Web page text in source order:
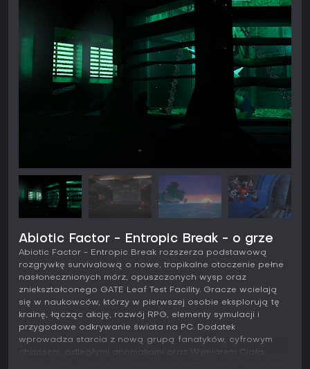
Abiotic Factor - Entropic Break - o grze
Abiotic Factor - Entropic Break rozszerza podstawową
rozgrywkę survivalową o nowe, tropikalne otoczenie pełne
nasłonecznionych mórz, opuszczonych wysp oraz
zniekształconego GATE Leaf Test Facility. Gracze wcielają
się w naukowców, którzy w pierwszej osobie eksplorują tę
krainę, łącząc akcję, rozwój RPG, elementy symulacji i
przygodowe odkrywanie świata na PC. Dodatek
wprowadza starcia z nową grupą fanatyków, cyfrowym
chaosem, odległymi anomaliami oraz Wymiarem Ciała,